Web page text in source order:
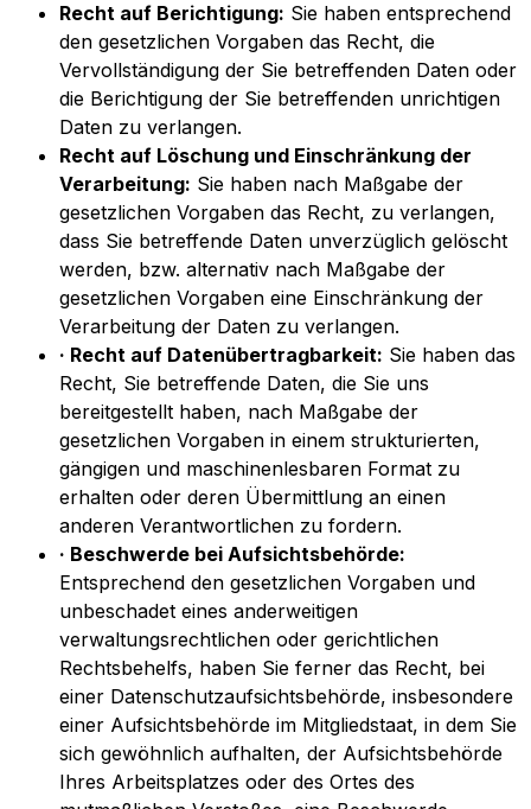
Recht auf Berichtigung: Sie haben entsprechend
den gesetzlichen Vorgaben das Recht, die
Vervollständigung der Sie betreffenden Daten oder
die Berichtigung der Sie betreffenden unrichtigen
Daten zu verlangen.
Recht auf Löschung und Einschränkung der
Verarbeitung: Sie haben nach Maßgabe der
gesetzlichen Vorgaben das Recht, zu verlangen,
dass Sie betreffende Daten unverzüglich gelöscht
werden, bzw. alternativ nach Maßgabe der
gesetzlichen Vorgaben eine Einschränkung der
Verarbeitung der Daten zu verlangen.
· Recht auf Datenübertragbarkeit: Sie haben das
Recht, Sie betreffende Daten, die Sie uns
bereitgestellt haben, nach Maßgabe der
gesetzlichen Vorgaben in einem strukturierten,
gängigen und maschinenlesbaren Format zu
erhalten oder deren Übermittlung an einen
anderen Verantwortlichen zu fordern.
· Beschwerde bei Aufsichtsbehörde:
Entsprechend den gesetzlichen Vorgaben und
unbeschadet eines anderweitigen
verwaltungsrechtlichen oder gerichtlichen
Rechtsbehelfs, haben Sie ferner das Recht, bei
einer Datenschutzaufsichtsbehörde, insbesondere
einer Aufsichtsbehörde im Mitgliedstaat, in dem Sie
sich gewöhnlich aufhalten, der Aufsichtsbehörde
Ihres Arbeitsplatzes oder des Ortes des